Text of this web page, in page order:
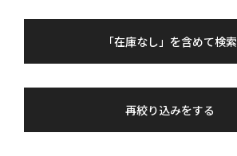
「在庫なし」を含めて検索
再絞り込みをする